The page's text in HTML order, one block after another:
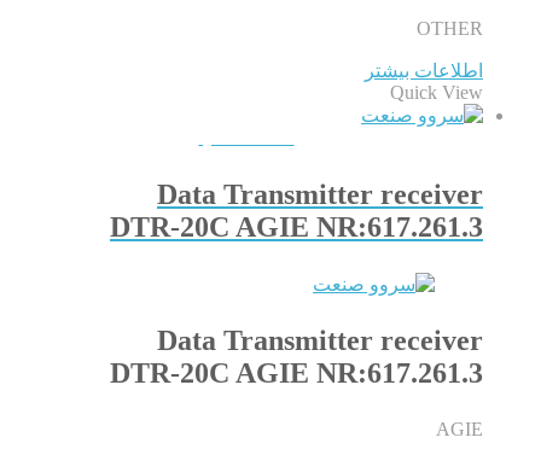
OTHER
اطلاعات بیشتر
Quick View
Data Transmitter receiver
DTR-20C AGIE NR:617.261.3
Data Transmitter receiver
DTR-20C AGIE NR:617.261.3
AGIE